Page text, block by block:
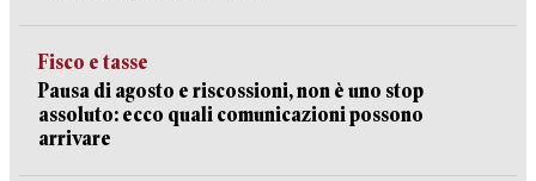
Fisco e tasse
Pausa di agosto e riscossioni, non è uno stop
assoluto: ecco quali comunicazioni possono
arrivare